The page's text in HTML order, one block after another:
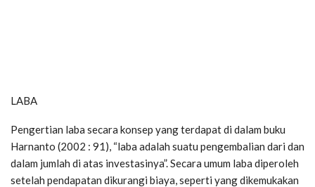
LABA
Pengertian laba secara konsep yang terdapat di dalam buku
Harnanto (2002 : 91), “laba adalah suatu pengembalian dari dan
dalam jumlah di atas investasinya”. Secara umum laba diperoleh
setelah pendapatan dikurangi biaya, seperti yang dikemukakan